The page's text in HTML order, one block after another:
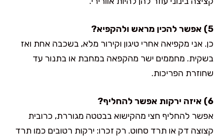
5) אפשר להכין מראש ולהקפיא?
כן. אני מקפיאה אחרי טיגון וקירור מלא, בשכבה אחת ואז
בשקית. מחממים ישר מהקפאה במחבת או בתנור עד
שחוזרת הפריכות.
6) איזה ירקות אפשר להחליף?
אפשר להחליף חצי מהקישוא בבטטה מגוררת, כרובית
קצוצה דק או תרד סחוט. רק זכרו: ירקות רטובים כמו תרד